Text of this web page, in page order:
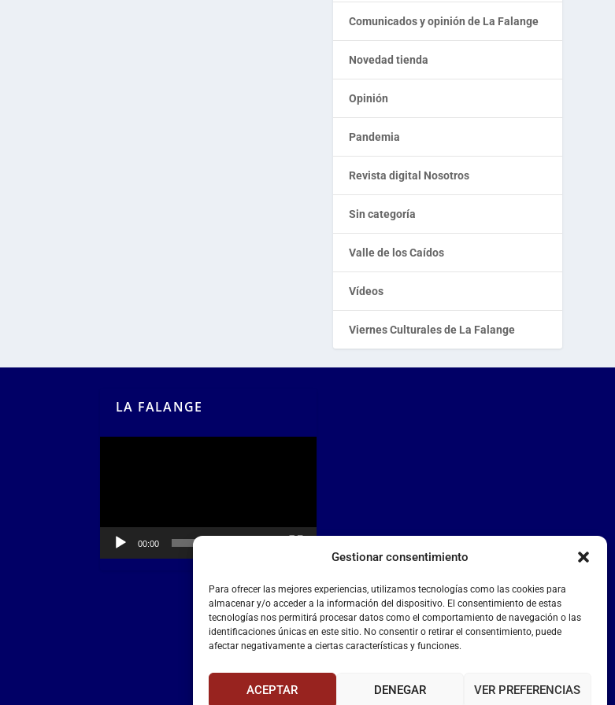
Gestionar consentimiento
Para ofrecer las mejores experiencias, utilizamos tecnologías como las cookies para
almacenar y/o acceder a la información del dispositivo. El consentimiento de estas
tecnologías nos permitirá procesar datos como el comportamiento de navegación o las
identificaciones únicas en este sitio. No consentir o retirar el consentimiento, puede
afectar negativamente a ciertas características y funciones.
ACEPTAR DENEGAR VER PREFERENCIAS
Comunicados y opinión de La Falange
Novedad tienda
Opinión
Pandemia
Revista digital Nosotros
Sin categoría
Valle de los Caídos
Vídeos
Viernes Culturales de La Falange
LA FALANGE
00:00